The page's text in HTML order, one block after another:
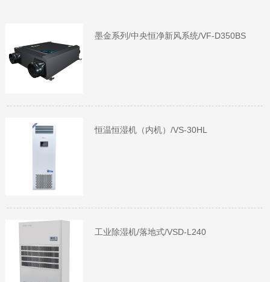
墨金系列/中央恒净新风系统/VF-D350BS
恒温恒湿机（内机）/VS-30HL
工业除湿机/落地式/VSD-L240